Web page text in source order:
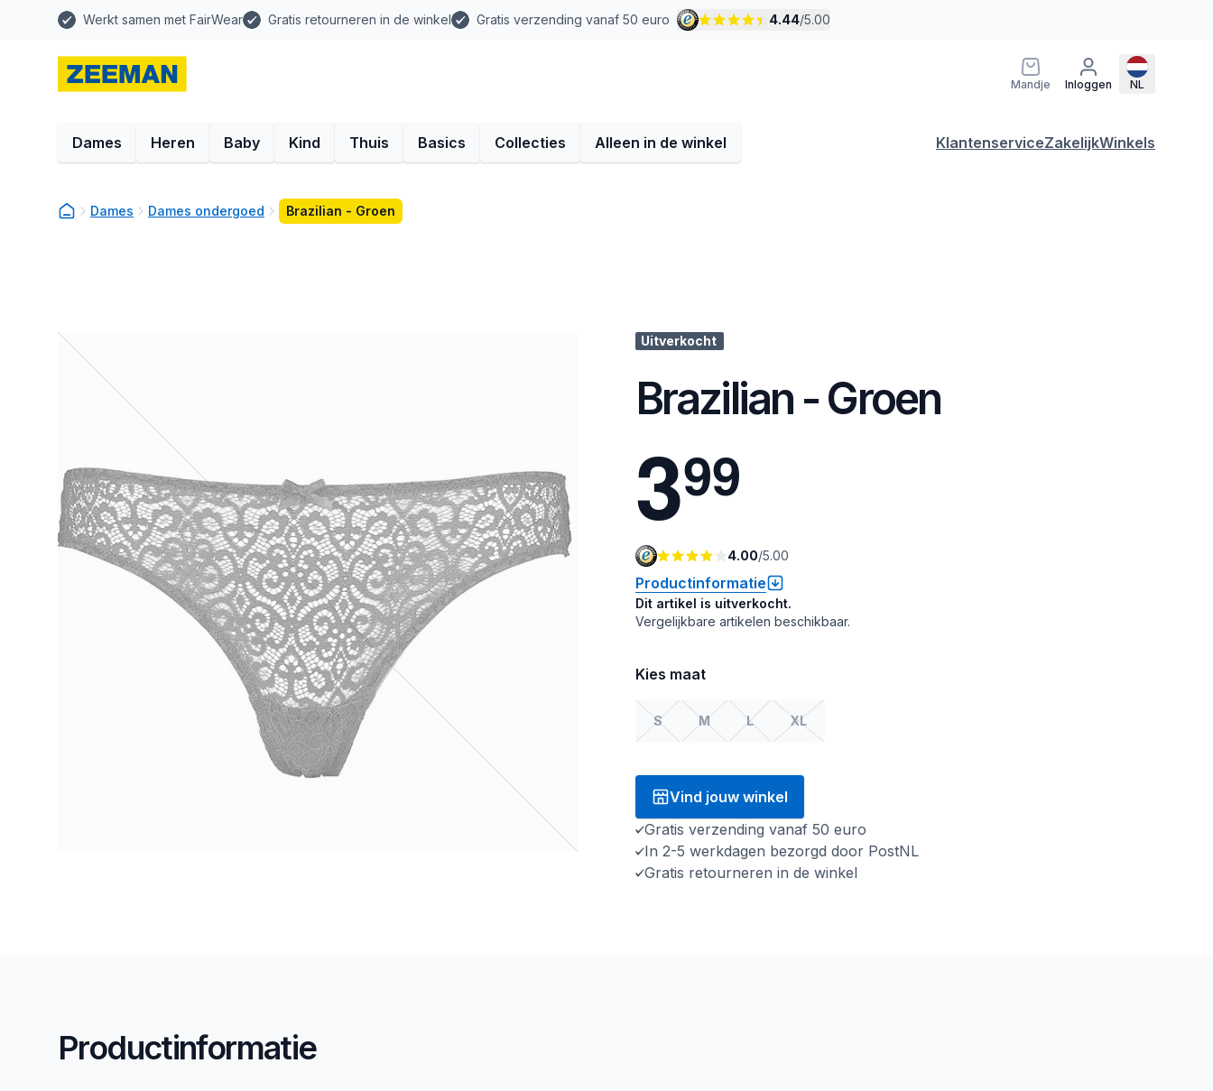
Werkt samen met FairWear Gratis retourneren in de winkel Gratis verzending vanaf 50 euro 4.44/5.00
Mandje Inloggen NL
Dames Heren Baby Kind Thuis Basics Collecties Alleen in de winkel KlantenserviceZakelijkWinkels
Dames Dames ondergoed Brazilian - Groen
Uitverkocht
Brazilian - Groen
399
4.00/5.00
Productinformatie
Dit artikel is uitverkocht.
Vergelijkbare artikelen beschikbaar.
Kies maat
S M L XL
Vind jouw winkel
Gratis verzending vanaf 50 euro
In 2-5 werkdagen bezorgd door PostNL
Gratis retourneren in de winkel
Productinformatie